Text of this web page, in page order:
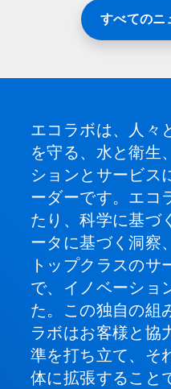
すべてのニ
エコラボは、人々
を守る、水と衛生
ションとサービス
ーダーです。エコ
たり、科学に基づ
ータに基づく洞察
トップクラスのサ
で、イノベーショ
た。この独自の組
ラボはお客様と協
準を打ち立て、そ
体に拡張すること